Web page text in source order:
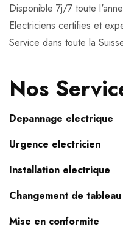
Disponible 7j/7 toute
Electriciens certifies et
Service dans toute la
Nos
Depannage electrique
Urgence electricien
Installation electrique
Changement de tableau
Mise en conformite